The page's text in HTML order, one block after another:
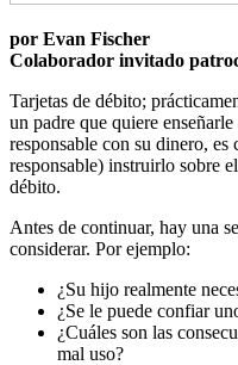
por Evan Fischer
Colaborador invitado
Tarjetas de débito;
un padre que quiere
responsable con su dinero,
responsable) instruirlo sobre
débito.
Antes de continuar, hay una
considerar. Por ejemplo:
¿Su hijo realmente
¿Se le puede confiar
¿Cuáles son las
mal uso?